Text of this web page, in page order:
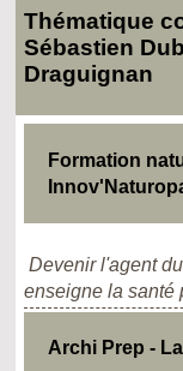
Thématique
Sébastien
Draguignan
Formation
Devenir l'agent
enseigne la santé
Archi Prep -